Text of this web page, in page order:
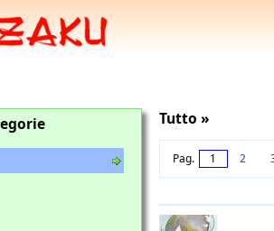
Tutto »
Pag. 1 2